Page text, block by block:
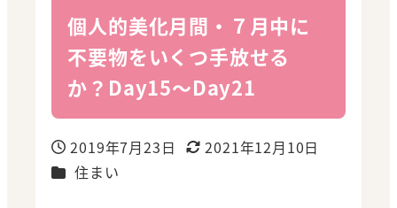
個人的美化月間・７月中に
不要物をいくつ手放せる
か？Day15～Day21
投稿日
2019年7月23日
更新日
2021年12月10日
カテゴリー
住まい